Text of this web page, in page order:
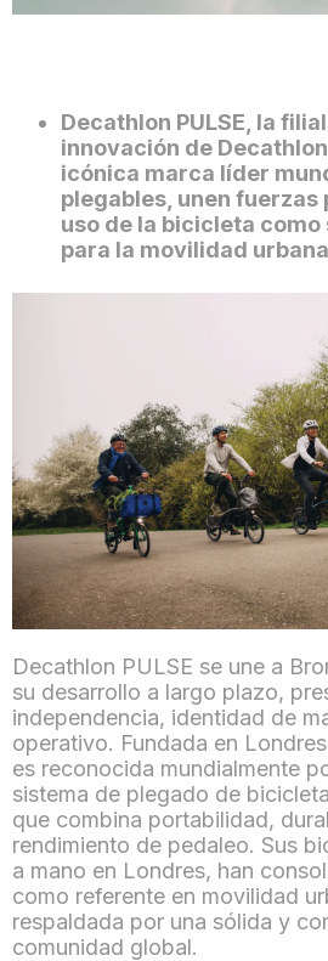
Decathlon PULSE, la
innovación de
icónica marca líder
plegables, unen fuerzas
uso de la bicicleta
para la movilidad
Decathlon PULSE se une a
su desarrollo a largo plazo,
independencia, identidad de
operativo. Fundada en
es reconocida mundialmente
sistema de plegado de
que combina portabilidad,
rendimiento de pedaleo. Sus
a mano en Londres, han
como referente en movilidad
respaldada por una sólida y
comunidad global.